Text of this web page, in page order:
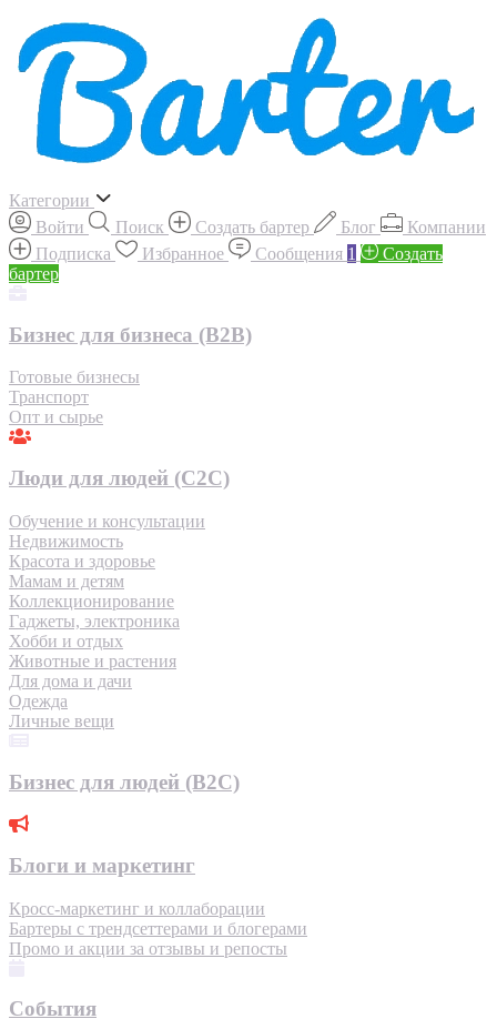
Категории
Войти
Поиск Создать бартер Блог
Компании
Подписка
Избранное Сообщения 1
Создать
бартер
Бизнес для бизнеса (B2B)
Готовые бизнесы
Транспорт
Опт и сырье
Люди для людей (С2С)
Обучение и консультации
Недвижимость
Красота и здоровье
Мамам и детям
Коллекционирование
Гаджеты, электроника
Хобби и отдых
Животные и растения
Для дома и дачи
Одежда
Личные вещи
Бизнес для людей (B2C)
Блоги и маркетинг
Кросс-маркетинг и коллаборации
Бартеры с трендсеттерами и блогерами
Промо и акции за отзывы и репосты
События